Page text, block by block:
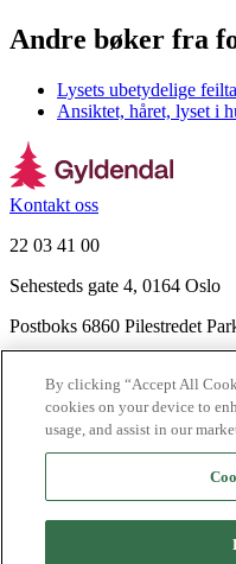
Andre bøker fra
Lysets ubetydelige
Ansiktet, håret, lyset i
Kontakt oss
22 03 41 00
Sehesteds gate 4, 0164 Oslo
Postboks 6860 Pilestredet
Nyhetsbrev
Ledige stillinger
Send inn manus
By clicking “Accept All
cookies on your device to
usage, and assist in our